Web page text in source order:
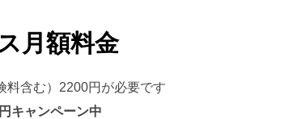
月額料金
料含む）2200円が必要です
キャンペーン中